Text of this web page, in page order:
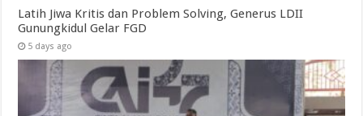
Latih Jiwa Kritis dan Problem Solving, Generus LDII
Gunungkidul Gelar FGD
5 days ago